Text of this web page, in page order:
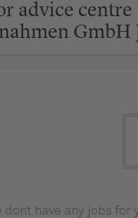
advice
GmbH
dont have any jobs for